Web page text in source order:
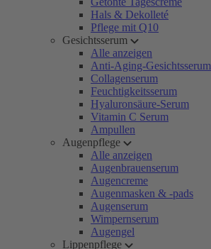
Hals & Dekolleté
Pflege mit Q10
Gesichtsserum
Alle anzeigen
Anti-Aging-Gesichtsserum
Collagenserum
Feuchtigkeitsserum
Hyaluronsäure-Serum
Vitamin C Serum
Ampullen
Augenpflege
Alle anzeigen
Augenbrauenserum
Augencreme
Augenmasken & -pads
Augenserum
Wimpernserum
Augengel
Lippenpflege